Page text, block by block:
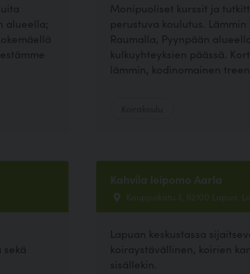
alueella;
Monipuoliset kurssit ja
perustuva koulutus.
Raumalla, Pyynpään
kulkuyhteyksien päässä.
lämmin, kodinomainen
Kahvila leipomo Aarla
Kauppakatu 3, 62100 Lapua,
Lapuan keskustassa
koiraystävällinen, koirien
sisällekin.